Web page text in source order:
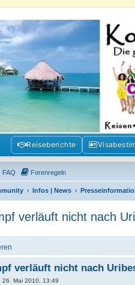
- Das grosse
Politik, Geschichte und Visum in
Reiseberichte
FAQ Forenregeln
Infos | News
verläuft nicht nach
verläuft nicht nach
26. Mai 2010, 13:49